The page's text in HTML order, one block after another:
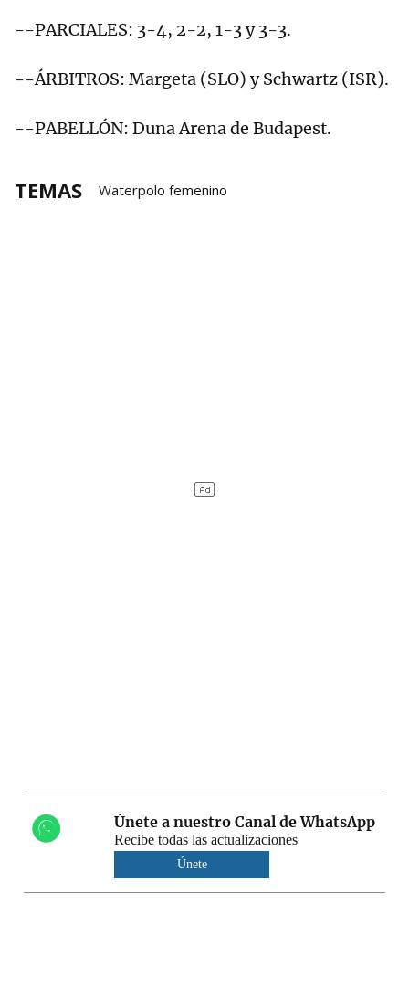
--PARCIALES: 3-4, 2-2, 1-3 y 3-3.
--ÁRBITROS: Margeta (SLO) y Schwartz (ISR).
--PABELLÓN: Duna Arena de Budapest.
TEMAS Waterpolo femenino
Únete a nuestro Canal de WhatsApp
Recibe todas las actualizaciones
Únete